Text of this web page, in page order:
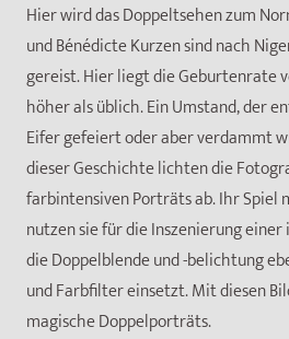
Hier wird das Doppeltsehen zum
und Bénédicte Kurzen sind nach
gereist. Hier liegt die Geburtenrate
höher als üblich. Ein Umstand, der
Eifer gefeiert oder aber verdammt
dieser Geschichte lichten die
farbintensiven Porträts ab. Ihr Spiel
nutzen sie für die Inszenierung
die Doppelblende und -belichtung
und Farbfilter einsetzt. Mit diesen
magische Doppelporträts.